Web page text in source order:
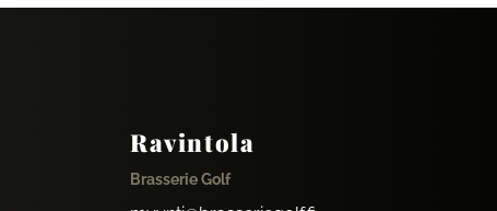
Ravintola
Brasserie Golf